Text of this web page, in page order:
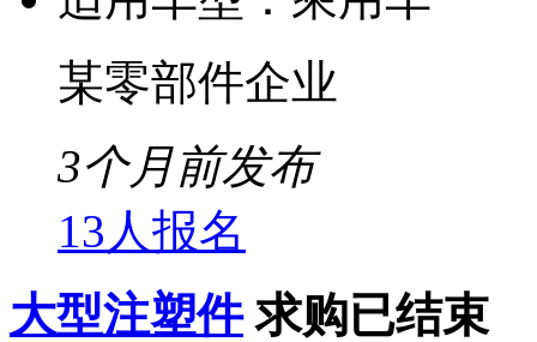
某零部件企业
3个月前发布
13人报名
大型注塑件 求购已结束